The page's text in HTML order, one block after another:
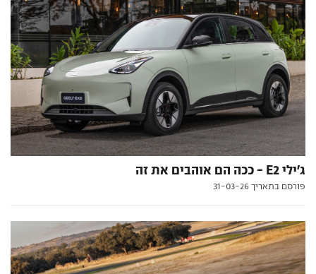
ג'ילי E2 - ככה הם אוהבים את זה
פורסם בתאריך 31-03-26